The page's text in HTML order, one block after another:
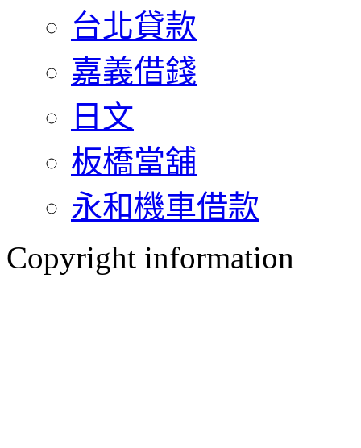
台北貸款
嘉義借錢
日文
板橋當舖
永和機車借款
Copyright information